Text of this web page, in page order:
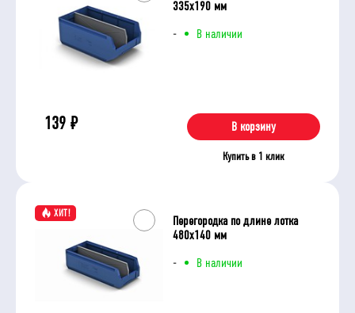
- В наличии
335х190 мм
139 ₽ В корзину
Купить в 1 клик
ХИТ!
- В наличии
Перегородка по длине лотка
480х140 мм